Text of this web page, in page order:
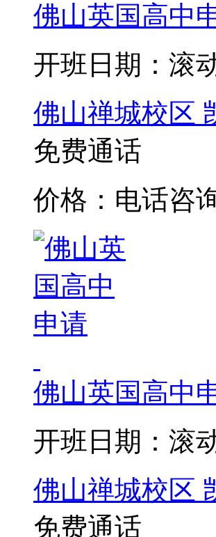
佛山英国高中
开班日期：滚
佛山禅城校区
免费通话
价格：电话咨
佛山英国高中
开班日期：滚
佛山禅城校区
免费通话